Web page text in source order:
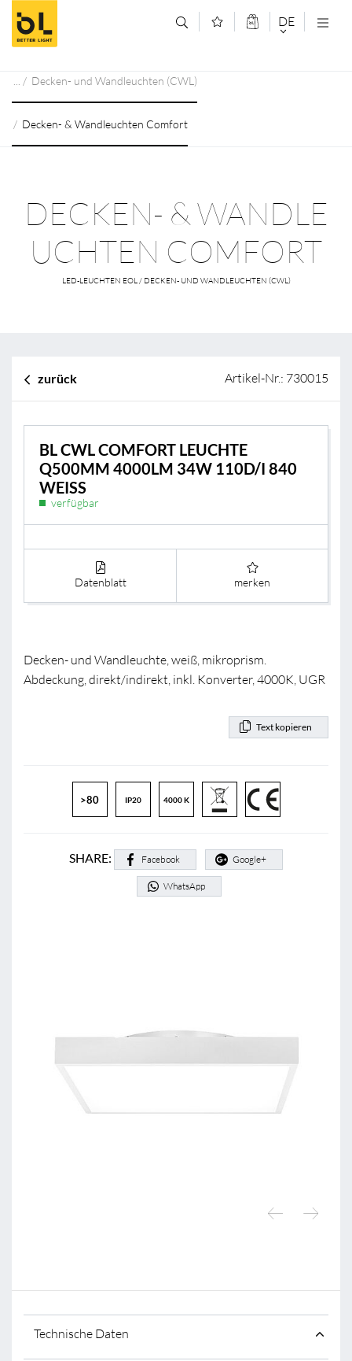
Zum Inhalt springen (Alt+0)
Zum Hauptmenü springen (Alt+1) DE
Decken- und Wandleuchten (CWL)
Decken- & Wandleuchten Comfort
DECKEN- & WANDLE
UCHTEN COMFORT
LED-LEUCHTEN EOL / DECKEN- UND WANDLEUCHTEN (CWL)
zurück Artikel-Nr.: 730015
BL CWL COMFORT LEUCHTE
Q500MM 4000LM 34W 110D/I 840
WEISS
verfügbar
Datenblatt merken
Decken- und Wandleuchte, weiß, mikroprism.
Abdeckung, direkt/indirekt, inkl. Konverter, 4000K, UGR
Text kopieren
>80 IP20 4000 K
SHARE: Facebook Google+
WhatsApp
Technische Daten